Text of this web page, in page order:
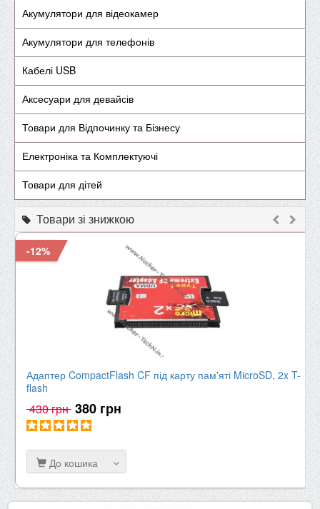
Акумулятори для відеокамер
Акумулятори для телефонів
Кабелі USB
Аксесуари для девайсів
Товари для Відпочинку та Бізнесу
Електроніка та Комплектуючі
Товари для дітей
Товари зі знижкою
-12%
Адаптер CompactFlash CF під карту пам'яті MicroSD, 2x T-
flash
430 грн 380 грн
До кошика